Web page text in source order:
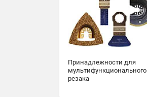
Принадлежности для
мультифункционального
резака